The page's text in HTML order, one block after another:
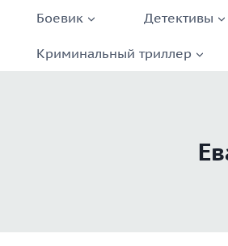
Боевик Детективы
Криминальный триллер